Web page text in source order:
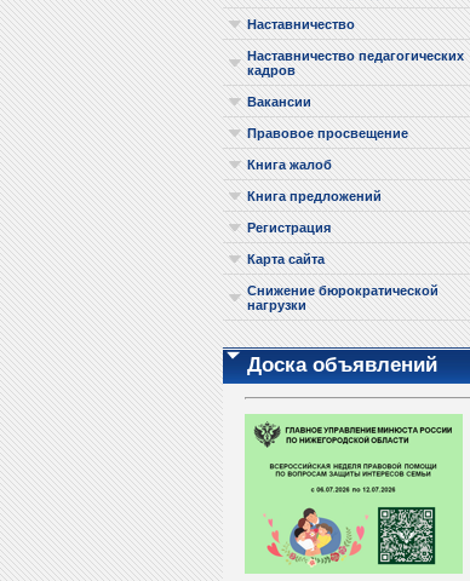
Наставничество
Наставничество педагогических
кадров
Вакансии
Правовое просвещение
Книга жалоб
Книга предложений
Регистрация
Карта сайта
Снижение бюрократической
нагрузки
Доска объявлений